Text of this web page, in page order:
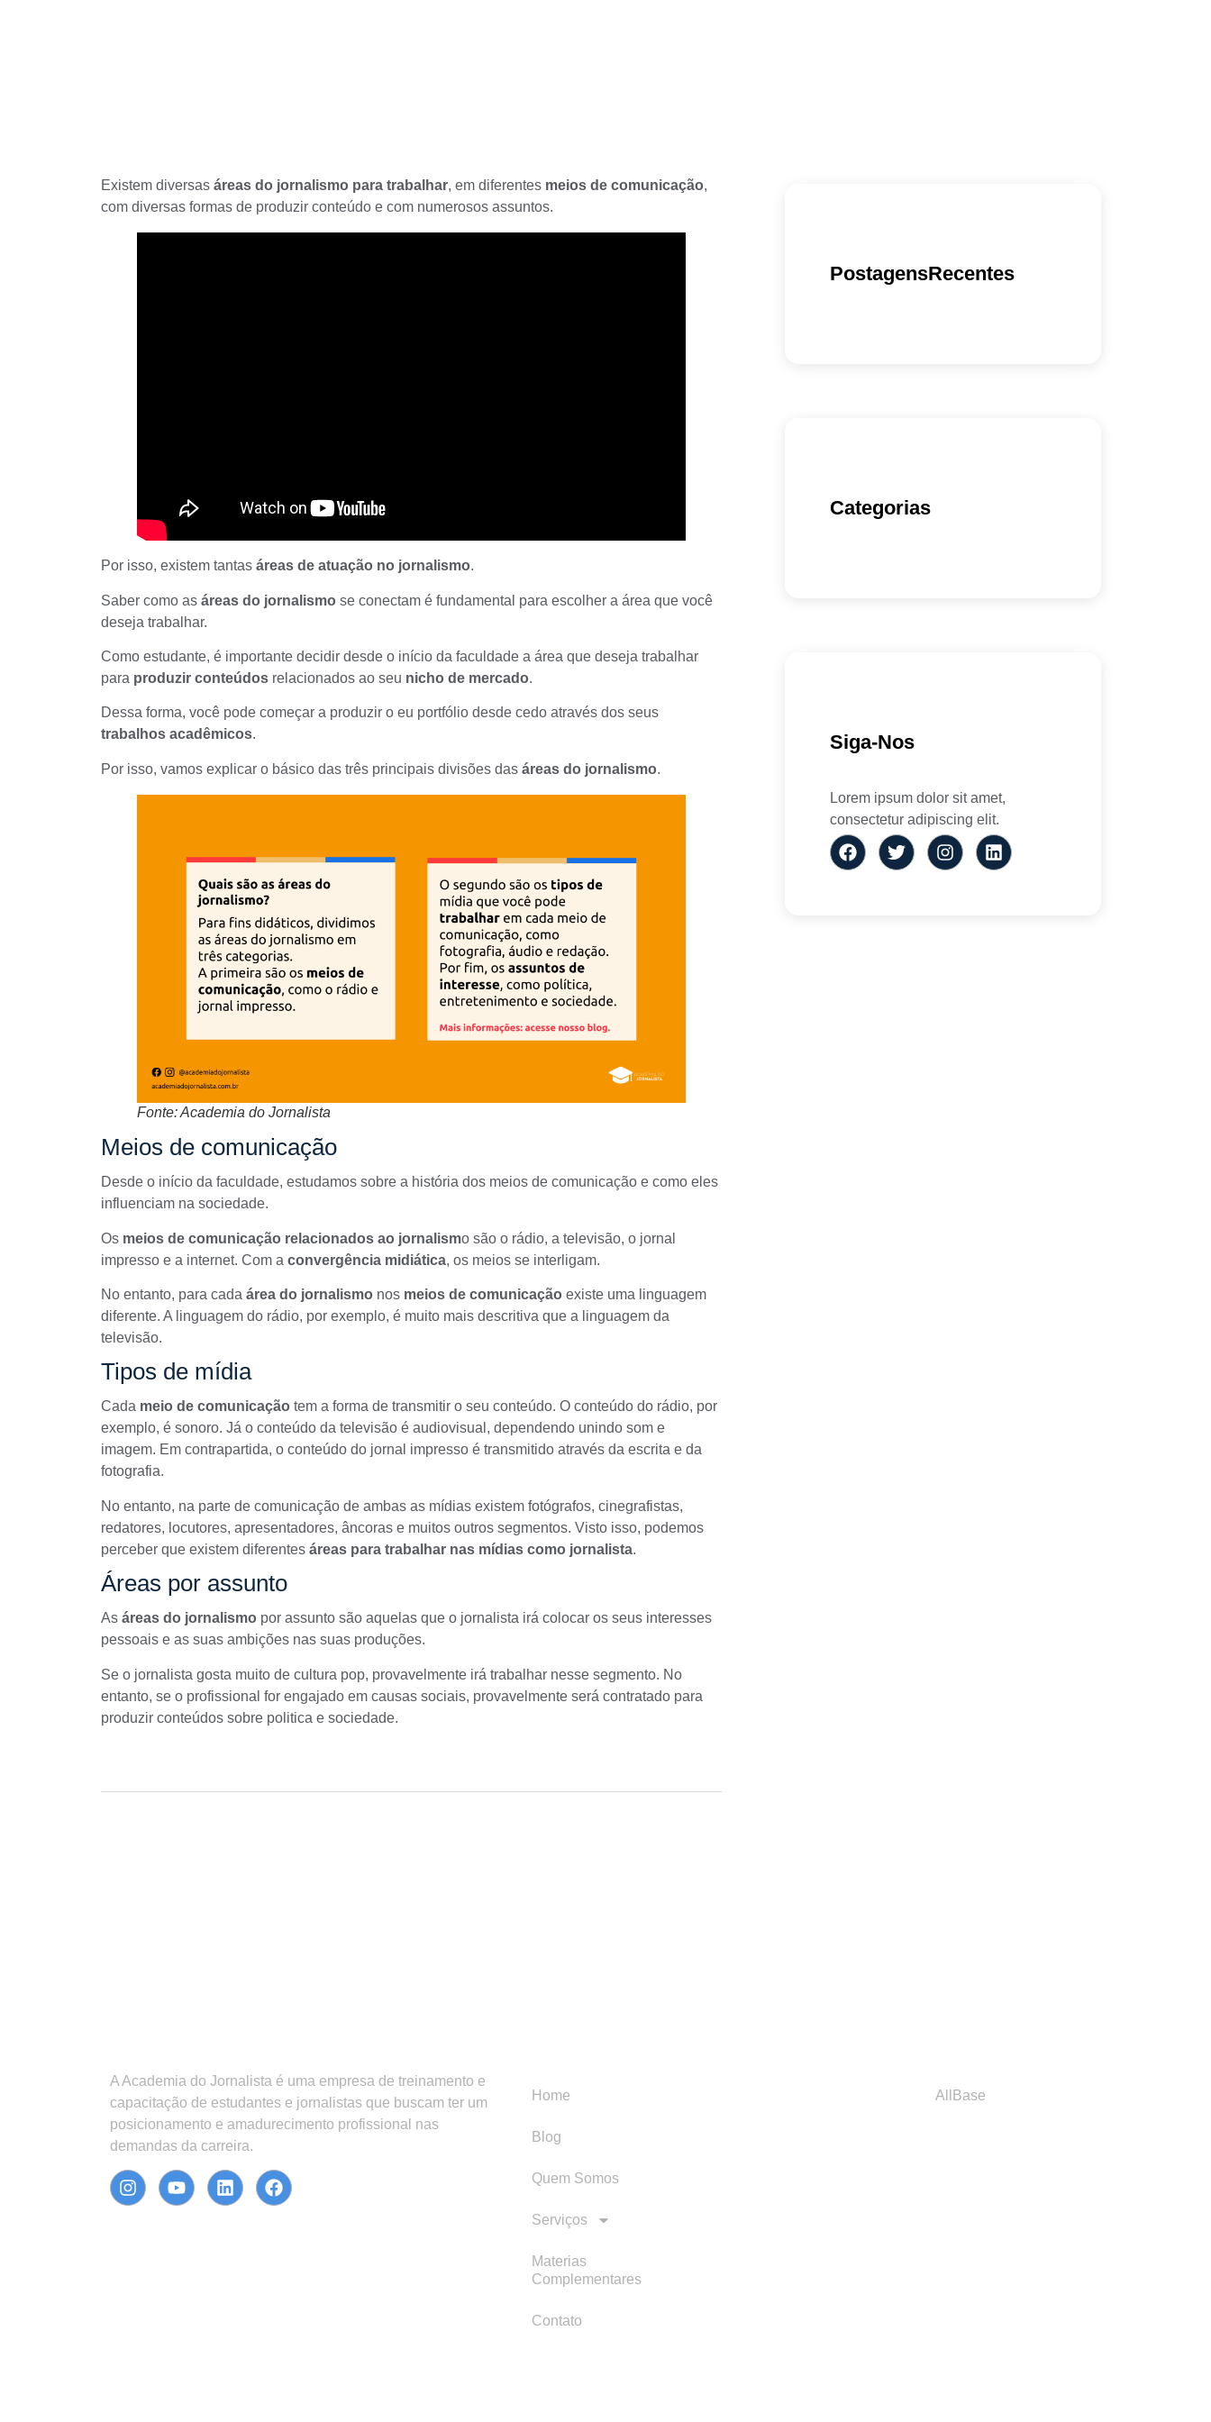
Existem diversas áreas do jornalismo para trabalhar, em diferentes meios de comunicação,
com diversas formas de produzir conteúdo e com numerosos assuntos.
Por isso, existem tantas áreas de atuação no jornalismo.
Saber como as áreas do jornalismo se conectam é fundamental para escolher a área que você
deseja trabalhar.
Como estudante, é importante decidir desde o início da faculdade a área que deseja trabalhar
para produzir conteúdos relacionados ao seu nicho de mercado.
Dessa forma, você pode começar a produzir o eu portfólio desde cedo através dos seus
trabalhos acadêmicos.
Por isso, vamos explicar o básico das três principais divisões das áreas do jornalismo.
Fonte: Academia do Jornalista
Meios de comunicação
Desde o início da faculdade, estudamos sobre a história dos meios de comunicação e como eles
influenciam na sociedade.
Os meios de comunicação relacionados ao jornalismo são o rádio, a televisão, o jornal
impresso e a internet. Com a convergência midiática, os meios se interligam.
No entanto, para cada área do jornalismo nos meios de comunicação existe uma linguagem
diferente. A linguagem do rádio, por exemplo, é muito mais descritiva que a linguagem da
televisão.
Tipos de mídia
Cada meio de comunicação tem a forma de transmitir o seu conteúdo. O conteúdo do rádio, por
exemplo, é sonoro. Já o conteúdo da televisão é audiovisual , dependendo unindo som e
imagem. Em contrapartida, o conteúdo do jornal impresso é transmitido através da escrita e da
fotografia.
No entanto, na parte de comunicação de ambas as mídias existem fotógrafos, cinegrafistas,
redatores, locutores, apresentadores, âncoras e muitos outros segmentos. Visto isso, podemos
perceber que existem diferentes áreas para trabalhar nas mídias como jornalista.
Áreas por assunto
As áreas do jornalismo por assunto são aquelas que o jornalista irá colocar os seus interesses
pessoais e as suas ambições nas suas produções.
Se o jornalista gosta muito de cultura pop, provavelmente irá trabalhar nesse segmento. No
entanto, se o profissional for engajado em causas sociais, provavelmente será contratado para
produzir conteúdos sobre politica e sociedade.
PostagensRecentes
Categorias
Siga-Nos
Lorem ipsum dolor sit amet,
consectetur adipiscing elit.
A Academia do Jornalista é uma empresa de treinamento e
capacitação de estudantes e jornalistas que buscam ter um
posicionamento e amadurecimento profissional nas
demandas da carreira.
Home
Blog
Quem Somos
Serviços
Materias
Complementares
Contato
AllBase